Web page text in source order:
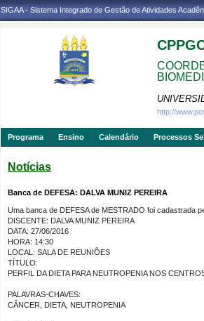
SIGAA - Sistema Integrado de Gestão de Atividades
http://
Programa Ensino Calendário Processos
Notícias
Banca de DEFESA: DALVA MUNIZ PEREIRA
Uma banca de DEFESA de MESTRADO foi cadastrada
DISCENTE: DALVA MUNIZ PEREIRA
DATA: 27/06/2016
HORA: 14:30
LOCAL: SALA DE REUNIÕES
TÍTULO:
PERFIL DA DIETA PARA NEUTROPENIA NOS
PALAVRAS-CHAVES:
CÂNCER, DIETA, NEUTROPENIA